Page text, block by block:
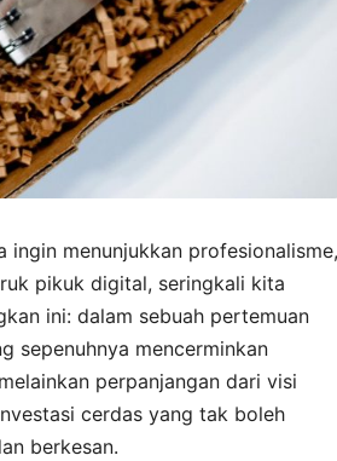
ingin menunjukkan profesionalisme,
pikuk digital, seringkali kita
ini: dalam sebuah pertemuan
sepenuhnya mencerminkan
perpanjangan dari visi
cerdas yang tak boleh
berkesan.